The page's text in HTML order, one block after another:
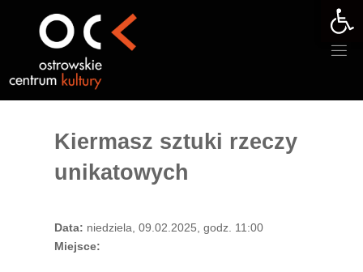
Kiermasz sztuki rzeczy
unikatowych
Data: niedziela, 09.02.2025, godz. 11:00
Miejsce: